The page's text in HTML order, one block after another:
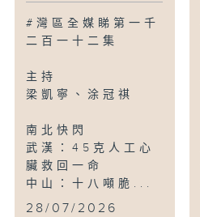
#灣區全媒睇第一千
二百一十二集
主持
梁凱寧、涂冠祺
南北快閃
武漢：45克人工心
臟救回一命
中山：十八噸脆...
28/07/2026